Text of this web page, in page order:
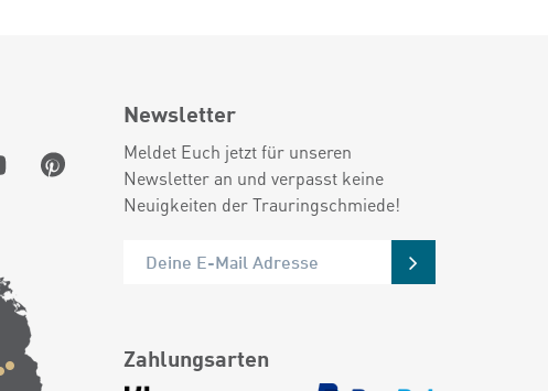
Newsletter
Meldet Euch jetzt für unseren
Newsletter an und verpasst keine
Neuigkeiten der Trauringschmiede!
Zahlungsarten